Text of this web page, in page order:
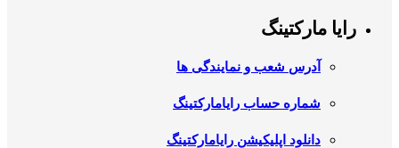
رایا مارکتینگ
آدرس شعب و نمایندگی ها
شماره حساب رایامارکتینگ
دانلود اپلیکیشن رایامارکتینگ